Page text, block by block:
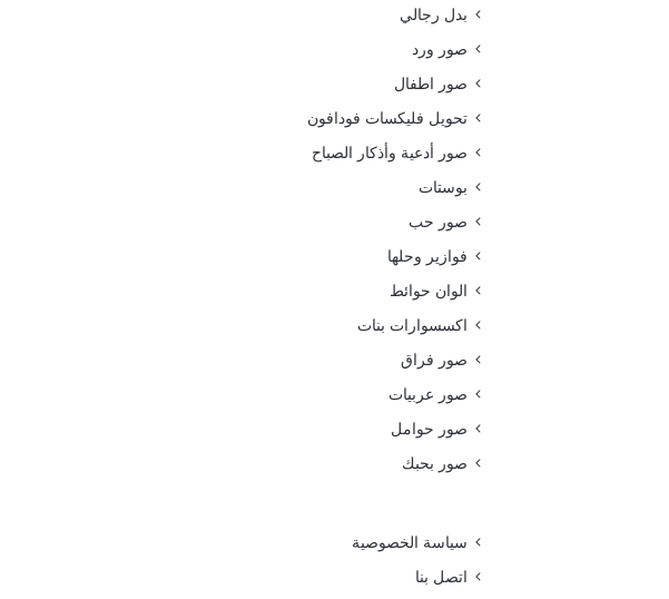
بدل رجالي
صور ورد
صور اطفال
تحويل فليكسات فودافون
صور أدعية وأذكار الصباح
بوستات
صور حب
فوازير وحلها
الوان حوائط
اكسسوارات بنات
صور فراق
صور عربيات
صور حوامل
صور بحبك
سياسة الخصوصية
اتصل بنا